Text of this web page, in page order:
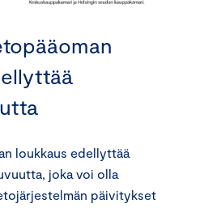
loukkaus edellyttää
joka voi olla
päivitykset